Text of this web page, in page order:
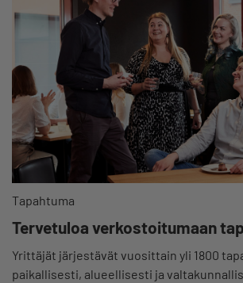
Tapahtuma
Tervetuloa verkostoitumaan
Yrittäjät järjestävät vuosittain yli 1800
paikallisesti, alueellisesti ja